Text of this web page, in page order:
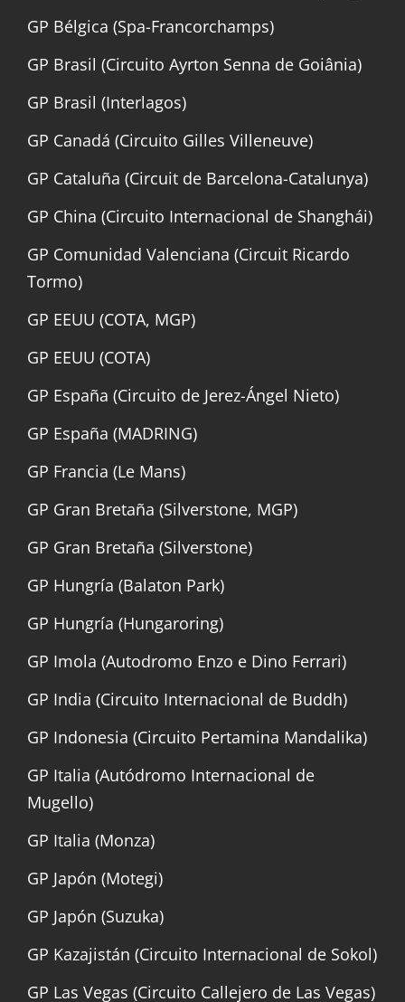
GP Bélgica (Spa-Francorchamps)
GP Brasil (Circuito Ayrton Senna de Goiânia)
GP Brasil (Interlagos)
GP Canadá (Circuito Gilles Villeneuve)
GP Cataluña (Circuit de Barcelona-Catalunya)
GP China (Circuito Internacional de Shanghái)
GP Comunidad Valenciana (Circuit Ricardo
Tormo)
GP EEUU (COTA, MGP)
GP EEUU (COTA)
GP España (Circuito de Jerez-Ángel Nieto)
GP España (MADRING)
GP Francia (Le Mans)
GP Gran Bretaña (Silverstone, MGP)
GP Gran Bretaña (Silverstone)
GP Hungría (Balaton Park)
GP Hungría (Hungaroring)
GP Imola (Autodromo Enzo e Dino Ferrari)
GP India (Circuito Internacional de Buddh)
GP Indonesia (Circuito Pertamina Mandalika)
GP Italia (Autódromo Internacional de
Mugello)
GP Italia (Monza)
GP Japón (Motegi)
GP Japón (Suzuka)
GP Kazajistán (Circuito Internacional de Sokol)
GP Las Vegas (Circuito Callejero de Las Vegas)